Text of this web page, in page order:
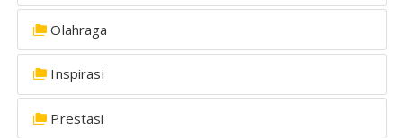
Olahraga
Inspirasi
Prestasi